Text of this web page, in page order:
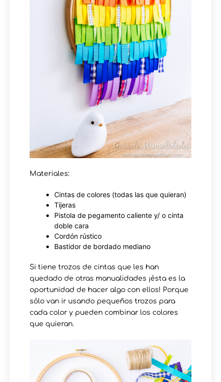
Materiales:
Cintas de colores (todas las que quieran)
Tijeras
Pistola de pegamento caliente y/ o cinta
doble cara
Cordón rústico
Bastidor de bordado mediano
Si tiene trozos de cintas que les han
quedado de otras manualidades ¡ésta es la
oportunidad de hacer algo con ellos! Porque
sólo van ir usando pequeños trozos para
cada color y pueden combinar los colores
que quieran.